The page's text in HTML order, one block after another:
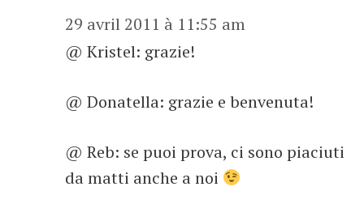
29 avril 2011 à 11:55 am
@ Kristel: grazie!
@ Donatella: grazie e benvenuta!
@ Reb: se puoi prova, ci sono piaciuti
da matti anche a noi